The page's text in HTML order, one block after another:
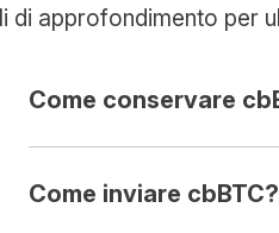
di approfondimento per
Come conservare
Come inviare cbBTC?